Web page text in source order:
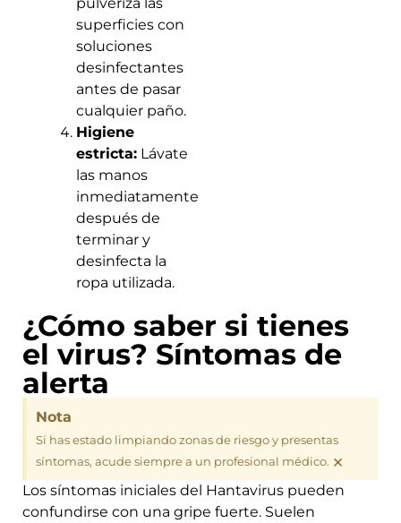
pulveriza las
superficies con
soluciones
desinfectantes
antes de pasar
cualquier paño.
Higiene
estricta: Lávate
las manos
inmediatamente
después de
terminar y
desinfecta la
ropa utilizada.
¿Cómo saber si tienes
el virus? Síntomas de
alerta
Nota
Si has estado limpiando zonas de riesgo y presentas
síntomas, acude siempre a un profesional médico. ×
Los síntomas iniciales del Hantavirus pueden
confundirse con una gripe fuerte. Suelen